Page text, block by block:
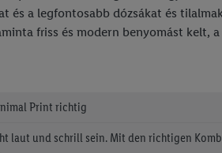
és a legfontosabb dózsákat és
friss és modern benyomást
Print richtig
laut und schrill sein. Mit den richtigen